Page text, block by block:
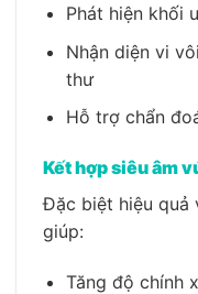
Phát hiện khối
Nhận diện vi
thư
Hỗ trợ chẩn
Kết hợp siêu âm
Đặc biệt hiệu quả
giúp:
Tăng độ chính